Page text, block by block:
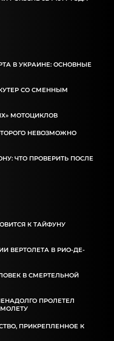
В УКРАИНЕ: ОСНОВНЫЕ
СО СМЕННЫМ
МОТОЦИКЛОВ
НЕВОЗМОЖНО
ЧТО ПРОВЕРИТЬ ПОСЛЕ
К ТАЙФУНУ
ВЕРТОЛЕТА В РИО-ДЕ-
В СМЕРТЕЛЬНОЙ
ПРОЛЕТЕЛ
ПРИКРЕПЛЕННОЕ К